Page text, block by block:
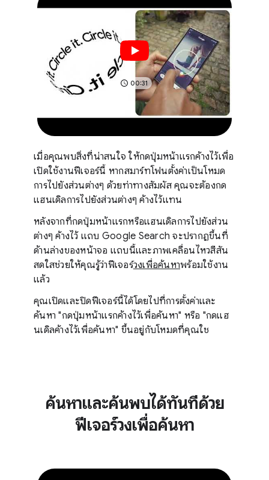
00:31
เมื่อคุณพบสิ่งที่น่าสนใจ ให้กดปุ่มหน้าแรกค้างไว้เพื่อ
เปิดใช้งานฟีเจอร์นี้ หากสมาร์ทโฟนตั้งค่าเป็นโหมด
การไปยังส่วนต่างๆ ด้วยท่าทางสัมผัส คุณจะต้องกด
แฮนเดิลการไปยังส่วนต่างๆ ค้างไว้แทน
หลังจากที่กดปุ่มหน้าแรกหรือแฮนเดิลการไปยังส่วน
ต่างๆ ค้างไว้ แถบ Google Search จะปรากฏขึ้นที่
ด้านล่างของหน้าจอ แถบนี้และภาพเคลื่อนไหวสีสัน
สดใสช่วยให้คุณรู้ว่าฟีเจอร์วงเพื่อค้นหาพร้อมใช้งาน
แล้ว
คุณเปิดและปิดฟีเจอร์นี้ได้โดยไปที่การตั้งค่าและ
ค้นหา "กดปุ่มหน้าแรกค้างไว้เพื่อค้นหา" หรือ "กดแฮ
นเดิลค้างไว้เพื่อค้นหา" ขึ้นอยู่กับโหมดที่คุณใช
ค้นหาและค้นพบได้ทันทีด้วย
ฟีเจอร์วงเพื่อค้นหา